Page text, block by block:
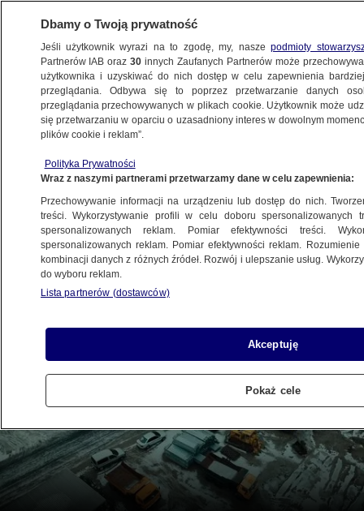
Dbamy o Twoją prywatność
Jeśli użytkownik wyrazi na to zgodę, my, naszepodmioty
Partnerów IAB oraz30 innych Zaufanych Partnerów może
użytkownika i uzyskiwać do nich dostęp w celu zapewnienia
przeglądania. Odbywa się to poprzez przetwarzanie danych
przeglądania przechowywanych w plikach cookie. Użytkownik może
się przetwarzaniu w oparciu o uzasadniony interes w dowolnym
plików cookie i reklam”.
Polityka Prywatności
Wraz z naszymi partnerami przetwarzamy dane w celu zapewnienia:
Przechowywanie informacji na urządzeniu lub dostęp do nich.
treści. Wykorzystywanie profili w celu doboru spersonalizowanych
spersonalizowanych reklam. Pomiar efektywności treści.
spersonalizowanych reklam. Pomiar efektywności reklam.
kombinacji danych z różnych źródeł. Rozwój i ulepszanie usług.
do wyboru reklam.
Lista partnerów (dostawców)
Akceptuję
Pokaż cele